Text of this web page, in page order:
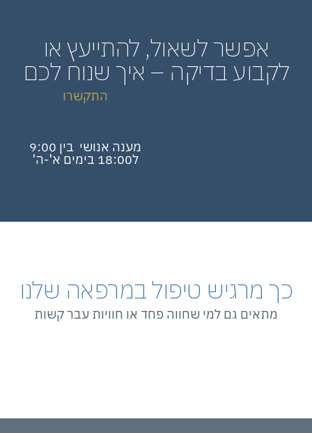
אפשר לשאול, להתייעץ או
לקבוע בדיקה – איך שנוח לכם
התקשרו
מענה אנושי בין 9:00
ל18:00 בימים א'-ה'
כך מרגיש טיפול במרפאה שלנו
מתאים גם למי שחווה פחד או חוויות עבר קשות